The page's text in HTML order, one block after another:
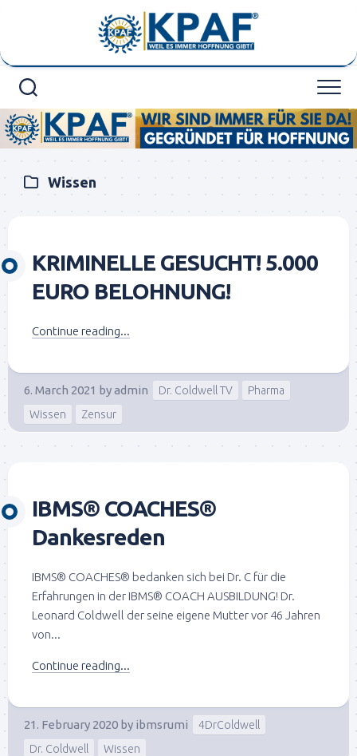
Wissen
KRIMINELLE GESUCHT! 5.000
EURO BELOHNUNG!
Continue reading...
6. March 2021 byadmin Dr. Coldwell TV
Pharma
Wissen
Zensur
IBMS® COACHES®
Dankesreden
IBMS® COACHES® bedanken sich bei Dr. C für die
Erfahrungen in der IBMS® COACH AUSBILDUNG! Dr.
Leonard Coldwell der seine eigene Mutter vor 46 Jahren
von...
Continue reading...
21. February 2020 by ibmsrumi
4DrColdwell
Dr. Coldwell
Wissen